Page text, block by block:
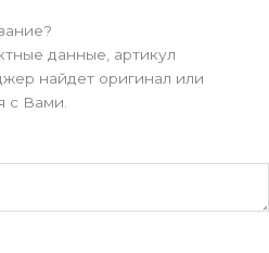
данные, артикул
найдет оригинал или
с Вами.